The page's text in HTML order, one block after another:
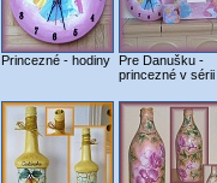
Princezné - hodiny
Pre Danušku -
princezné v sérii